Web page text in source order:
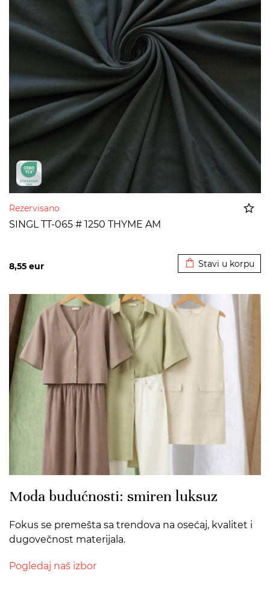
Rezervisano
SINGL TT-065 # 1250 THYME AM
8,55 eur Stavi u korpu
Moda budućnosti: smiren luksuz
Fokus se premešta sa trendova na osećaj, kvalitet i
dugovečnost materijala.
Pogledaj naš izbor